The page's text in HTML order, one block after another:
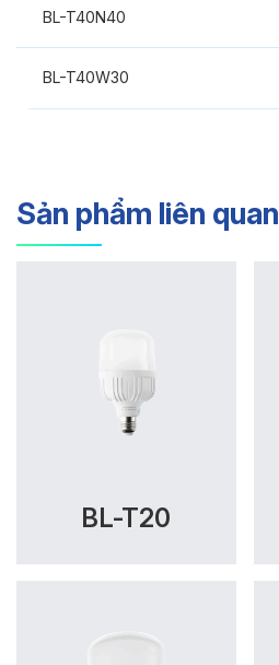
BL-T40N40
BL-T40W30
Sản phẩm liên quan
BL-T20